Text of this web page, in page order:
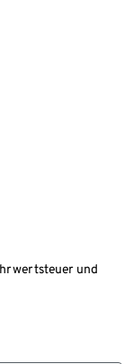
und